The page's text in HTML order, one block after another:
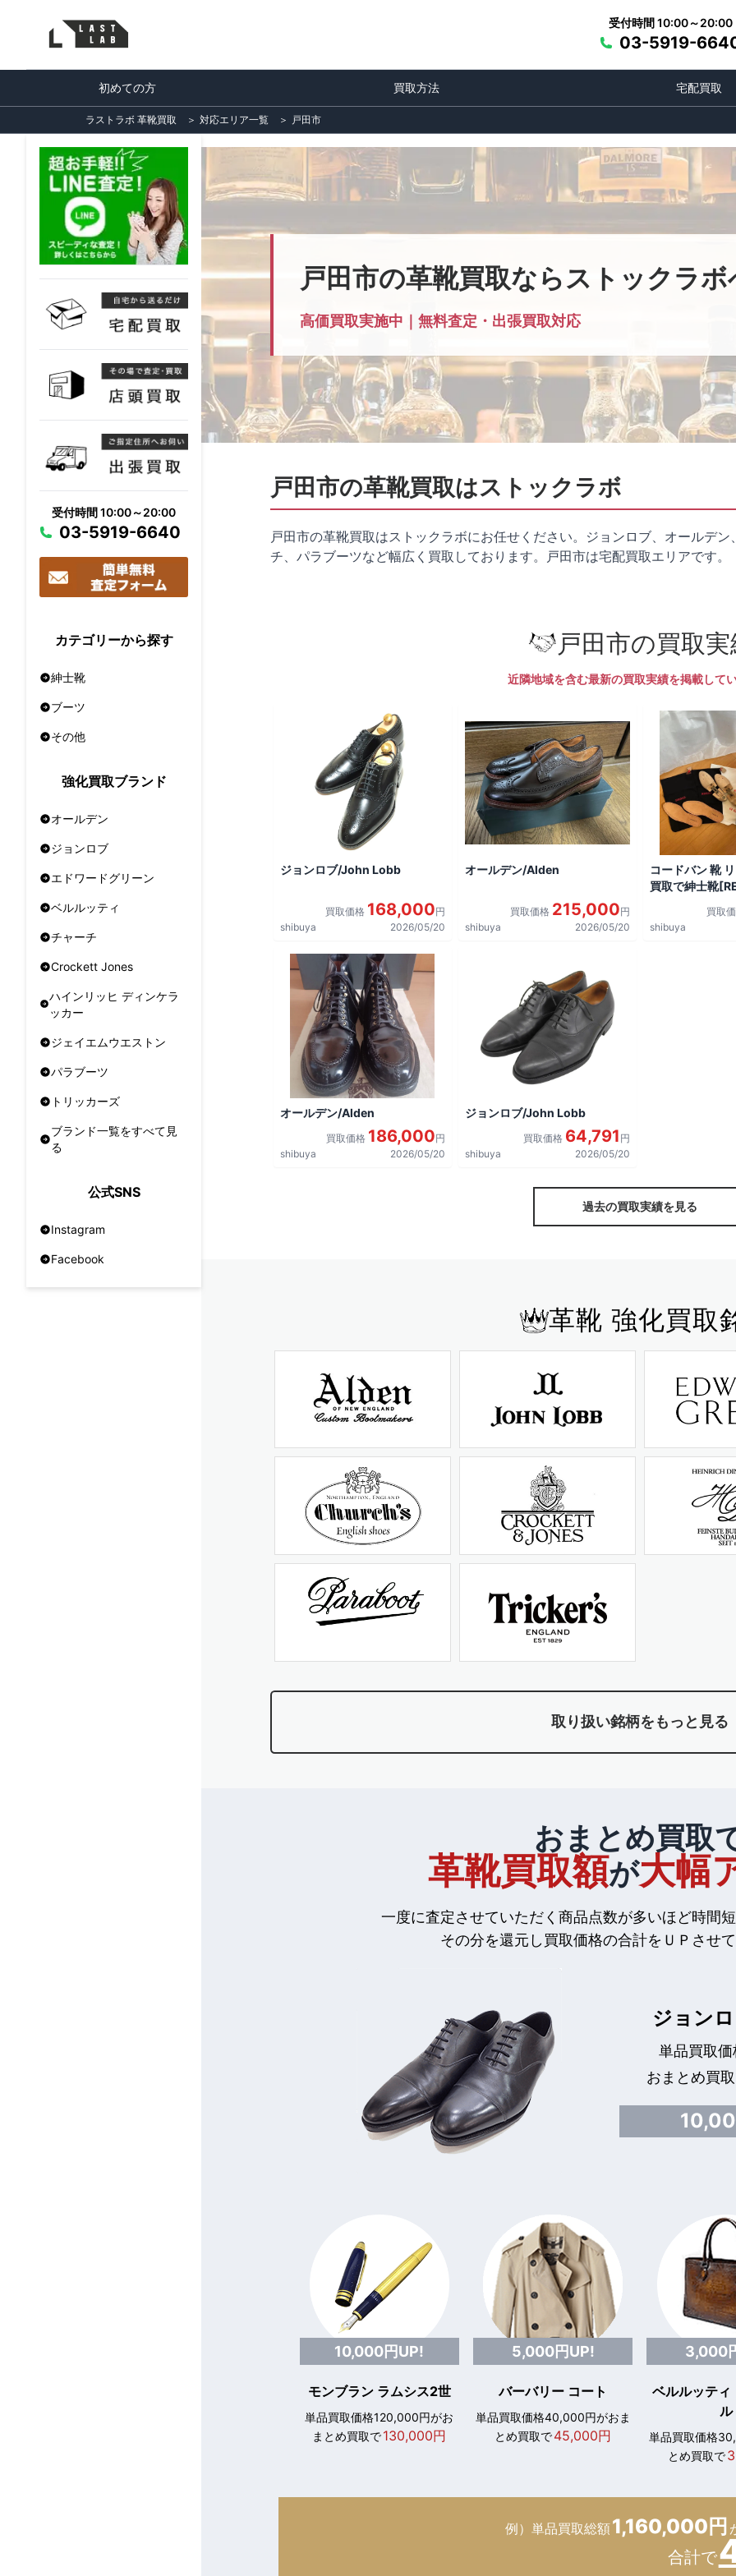
受付時間 10:00～20:00
03-5919-
初めての方 買取方法 宅配買取
ラストラボ 革靴買取 ＞ 対応エリア一覧 ＞ 戸田市
受付時間 10:00～20:00
03-5919-6640
カテゴリーから探す
紳士靴
ブーツ
その他
強化買取ブランド
オールデン
ジョンロブ
エドワードグリーン
ベルルッティ
チャーチ
Crockett Jones
ハインリッヒ ディンケラ
ッカー
ジェイエムウエストン
パラブーツ
トリッカーズ
ブランド一覧をすべて見
る
公式SNS
Instagram
Facebook
戸田市の革靴買取ならストックラボ
高価買取実施中｜無料査定・出張買取対応
戸田市の革靴買取はストックラボ
戸田市の革靴買取はストックラボにお任せください。ジョンロブ、オールデ
チ、パラブーツなど幅広く買取しております。戸田市は宅配買取エリアです。
戸田市の買取
近隣地域を含む最新の買取実績を掲載して
ジョンロブ/John Lobb
買取価格 168,000円
shibuya
2026/05/20
オールデン/Alden
買取価格 215,000円
shibuya
2026/05/20
コードバン 靴
買取で紳士靴
買取
shibuya
オールデン/Alden
買取価格 186,000円
shibuya
2026/05/20
ジョンロブ/John Lobb
買取価格 64,791 円
shibuya
2026/05/20
過去の買取実績を見る
革靴 強化買取
取り扱い銘柄をもっと見る
おまとめ買取
革靴買取額が大幅
一度に査定させていただく商品点数が多いほど時間
その分を還元し買取価格の合計をＵＰさせ
ジョン
単品買取
おまとめ買
10,000円UP!
モンブラン ラムシス2世
単品買取価格120,000円がお
まとめ買取で130,000円
5,000円UP!
バーバリー コート
単品買取価格40,000円がおま
とめ買取で45,000円
3,000
ベルルッティ
ル
単品買取価格
とめ買取で
例）単品買取総額1,160,000円
合計で